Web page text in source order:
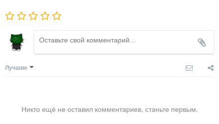
Лучшие
Никто ещё не оставил комментариев, станьте первым.